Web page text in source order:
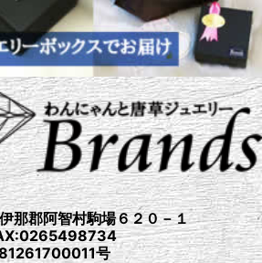
那郡阿智村駒場６２０－１
号